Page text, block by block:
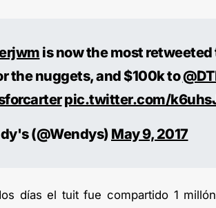
is now the most
the nuggets, and $100k to
pic.twitter.com/
(@Wendys) May 9, 2017
días el tuit fue compartido 1